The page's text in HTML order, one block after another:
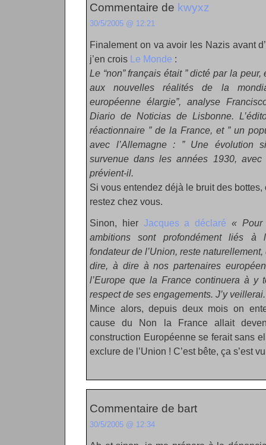
Commentaire de kwyxz
30/5/2005 @ 12:21
Finalement on va avoir les Nazis avant
j’en crois Le Monde :
Le “non” français était ” dicté par la
aux nouvelles réalités de la
européenne élargie”, analyse
Diario de Noticias de Lisbonne.
réactionnaire ” de la France, et ” un
avec l’Allemagne : ” Une évolution
survenue dans les années 1930, avec
prévient-il.
Si vous entendez déjà le bruit des bottes,
restez chez vous.
Sinon, hier Jacques a déclaré « Pour
ambitions sont profondément liés à
fondateur de l’Union, reste
dire, à dire à nos partenaires
l’Europe que la France continuera à y
respect de ses engagements. J’y
Mince alors, depuis deux mois on
cause du Non la France allait
construction Européenne se ferait sans
exclure de l’Union ! C’est bête, ça s’est
Commentaire de bart
30/5/2005 @ 12:34